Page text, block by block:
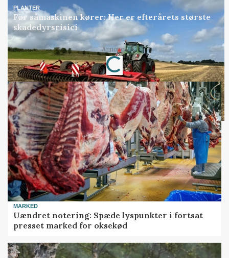
PLANTER
Før såmaskinen kører: Her er efterårets største
skadedyrsrisici
Annonce
Loading...
MARKED
Uændret notering: Spæde lyspunkter i fortsat
presset marked for oksekød